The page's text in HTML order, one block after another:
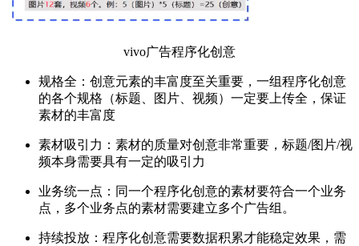
vivo广告程序化创意
规格全：创意元素的丰富度至关重要，一组程序化创意
的各个规格（标题、图片、视频）一定要上传全，保证
素材的丰富度
素材吸引力：素材的质量对创意非常重要，标题/图片/视
频本身需要具有一定的吸引力
业务统一点：同一个程序化创意的素材要符合一个业务
点，多个业务点的素材需要建立多个广告组。
持续投放：程序化创意需要数据积累才能稳定效果，需